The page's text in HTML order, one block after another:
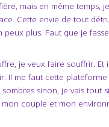
fière, mais en même temps,
Cette envie de tout
peux plus. Faut que je
je veux faire souffrir. Et
Il me faut cette plateforme
sombres sinon, je vais tout
couple et mon